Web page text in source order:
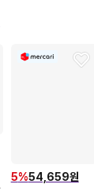
5%54,659원